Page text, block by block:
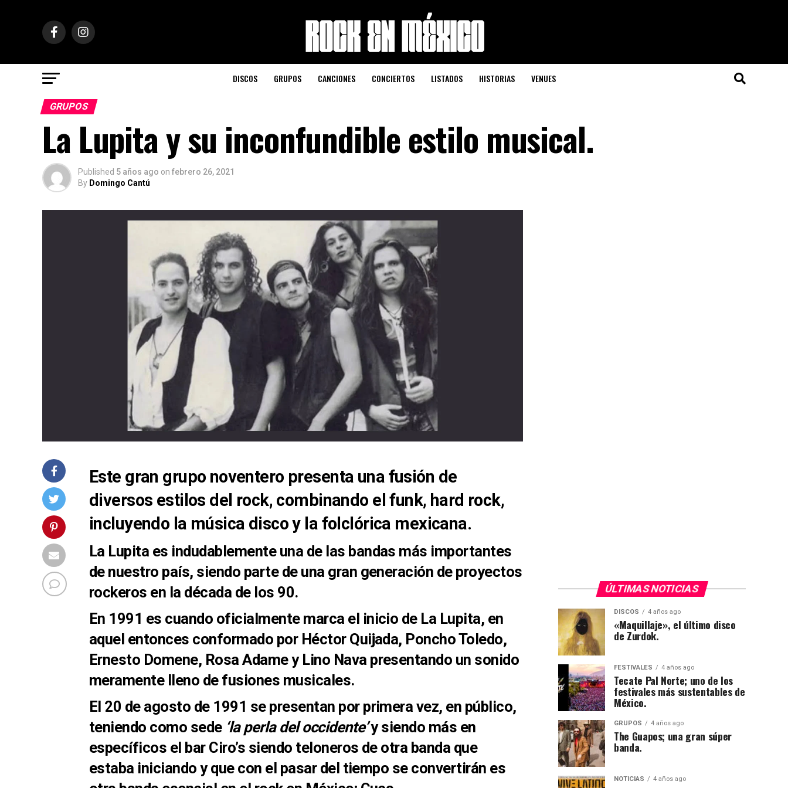
DISCOS GRUPOS CANCIONES CONCIERTOS LISTADOS HISTORIAS VENUES
GRUPOS
La Lupita y su inconfundible estilo musical.
Published 5 años ago on febrero 26, 2021
By Domingo Cantú
Este gran grupo noventero presenta una fusión de
diversos estilos del rock, combinando el funk, hard rock,
incluyendo la música disco y la folclórica mexicana.
La Lupita es indudablemente una de las bandas más importantes
de nuestro país, siendo parte de una gran generación de proyectos
rockeros en la década de los 90.
En 1991 es cuando oficialmente marca el inicio de La Lupita, en
aquel entonces conformado por Héctor Quijada, Poncho Toledo,
Ernesto Domene, Rosa Adame y Lino Nava presentando un sonido
meramente lleno de fusiones musicales.
El 20 de agosto de 1991 se presentan por primera vez, en público,
teniendo como sede‘la perla del occidente’y siendo más en
específicos el bar Ciro’s siendo teloneros de otra banda que
estaba iniciando y que con el pasar del tiempo se convertirán es
ÚLTIMAS NOTICIAS
DISCOS 4 años ago
«Maquillaje», el último disco
de Zurdok.
FESTIVALES 4 años ago
Tecate Pal Norte; uno de los
festivales más sustentables de
México.
GRUPOS 4 años ago
The Guapos; una gran súper
banda.
NOTICIAS 4 años ago